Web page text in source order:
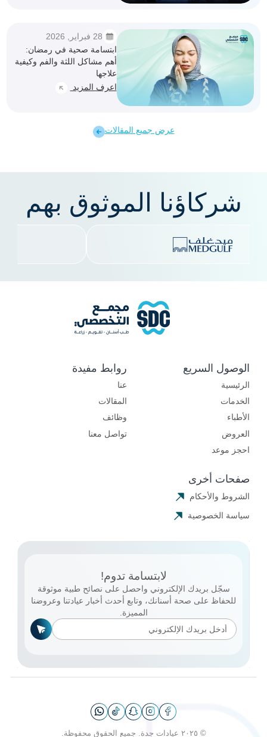
عرض جميع المقالات
28 فبراير, 2026
ابتسامة صحية في رمضان:
أهم مشاكل اللثة والفم وكيفية
علاجها
اعرف المزيد
شركاؤنا الموثوق بهم
الوصول السريع
الرئيسية
الخدمات
الأطباء
العروض
احجز موعد
روابط مفيدة
عنا
المقالات
وظائف
تواصل معنا
صفحات أخرى
الشروط والأحكام
سياسة الخصوصية
لابتسامة تدوم!
سجّل بريدك الإلكتروني واحصل على نصائح طبية موثوقة
للحفاظ على صحة أسنانك، وتابع أحدث أخبار عيادتنا وعروضنا
المميزة.
© ٢٠٢٥ عيادات جدة. جميع الحقوق محفوظة.